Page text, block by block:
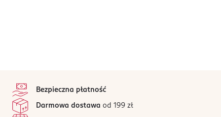
Bezpieczna płatność
Darmowa dostawa od 199 zł